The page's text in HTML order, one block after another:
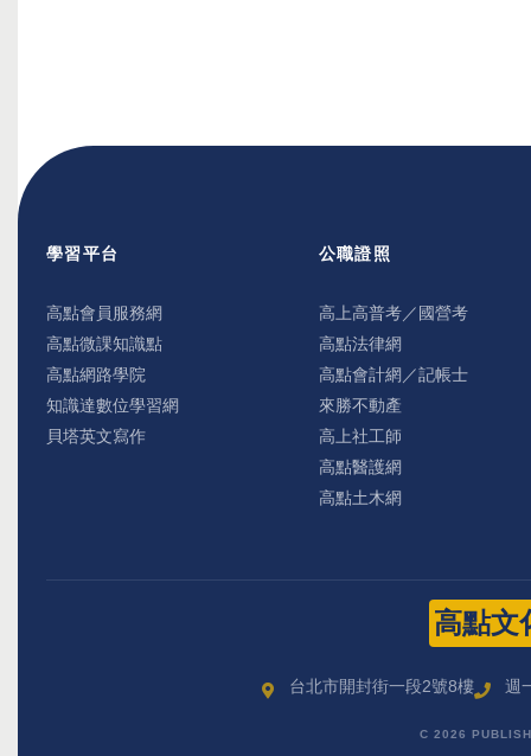
學習平台
高點會員服務網
高點微課知識點
高點網路學院
知識達數位學習網
貝塔英文寫作
公職證照
高上高普考／國營考
高點法律網
高點會計網／記帳士
來勝不動產
高上社工師
高點醫護網
高點土木網
高點文
台北市開封街一段2號8樓 週
C 2026